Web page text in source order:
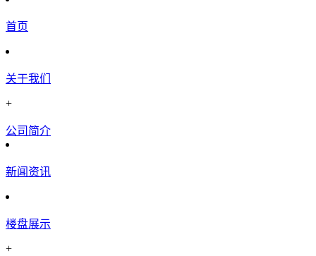
首页
关于我们
+
公司简介
新闻资讯
楼盘展示
+